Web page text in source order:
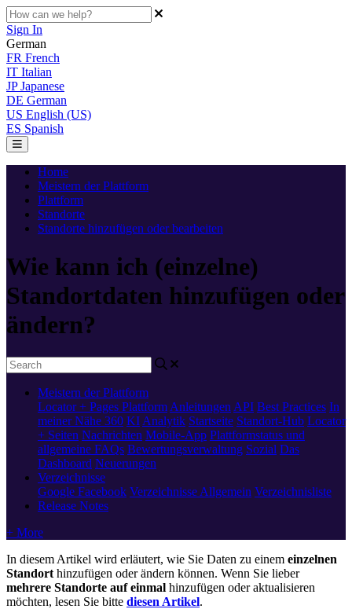
Sign In
German
FR French
IT Italian
JP Japanese
DE German
US English (US)
ES Spanish
Home
Meistern der Plattform
Plattform
Standorte
Standorte hinzufügen oder bearbeiten
Wie kann ich (einzelne)
Standortdaten hinzufügen oder
ändern?
Meistern der Plattform
Locator + Pages Plattform Anleitungen API Best Practices In
meiner Nähe 360 KI Analytik Startseite Standort-Hub Locator
+ Seiten Nachrichten Mobile-App Plattformstatus und
allgemeine FAQs Bewertungsverwaltung Sozial Das
Dashboard Neuerungen
Verzeichnisse
Google Facebook Verzeichnisse Allgemein Verzeichnisliste
Release Notes
+ More
In diesem Artikel wird erläutert, wie Sie Daten zu einem einzelnen
Standort hinzufügen oder ändern können. Wenn Sie lieber
mehrere Standorte auf einmal hinzufügen oder aktualisieren
möchten, lesen Sie bitte diesen Artikel‍.